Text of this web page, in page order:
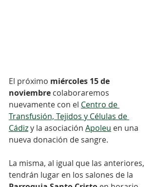
El próximo miércoles 15 de
noviembre colaboraremos
nuevamente con el Centro de
Transfusión, Tejidos y Células de
Cádiz y la asociación Apoleu en una
nueva donación de sangre.⠀⠀
La misma, al igual que las anteriores,
tendrán lugar en los salones de la